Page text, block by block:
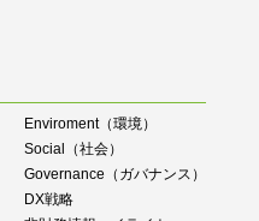
Enviroment（環境）
Social（社会）
Governance（ガバナンス）
DX戦略